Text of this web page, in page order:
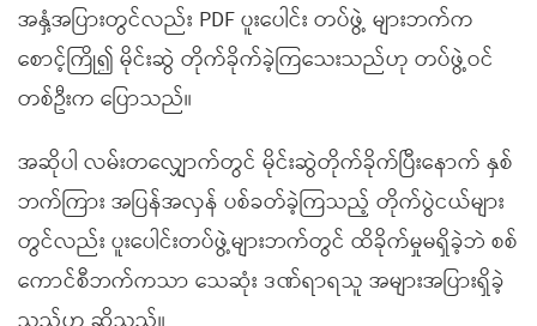
အနှံ့အပြားတွင်လည်း PDF ပူးပေါင်း တပ်ဖွဲ့ များဘက်က
စောင့်ကြို၍ မိုင်းဆွဲ တိုက်ခိုက်ခဲ့ကြသေးသည်ဟု တပ်ဖွဲ့ဝင်
တစ်ဦးက ပြောသည်။
အဆိုပါ လမ်းတလျှောက်တွင် မိုင်းဆွဲတိုက်ခိုက်ပြီးနောက် နှစ်
ဘက်ကြား အပြန်အလှန် ပစ်ခတ်ခဲ့ကြသည့် တိုက်ပွဲငယ်များ
တွင်လည်း ပူးပေါင်းတပ်ဖွဲ့များဘက်တွင် ထိခိုက်မှုမရှိခဲ့ဘဲ စစ်
ကောင်စီဘက်ကသာ သေဆုံး ဒဏ်ရာရသူ အများအပြားရှိခဲ့